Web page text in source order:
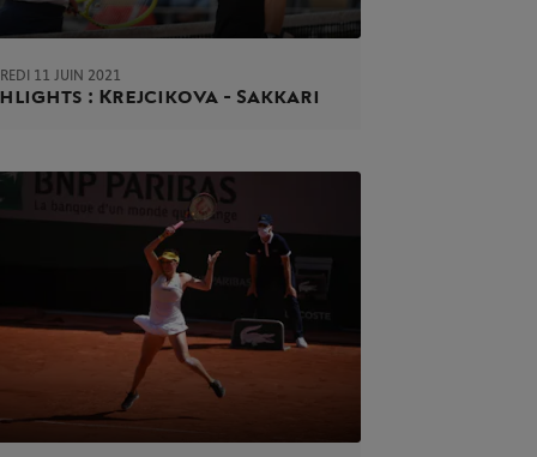
11 JUIN 2021
: Krejcikova - Sakkari